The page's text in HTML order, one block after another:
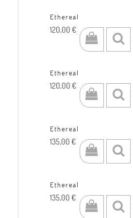
Ethereal
Prezzo
120,00 €
Ethereal
Prezzo
120,00 €
Ethereal
Prezzo
135,00 €
Ethereal
Prezzo
135,00 €